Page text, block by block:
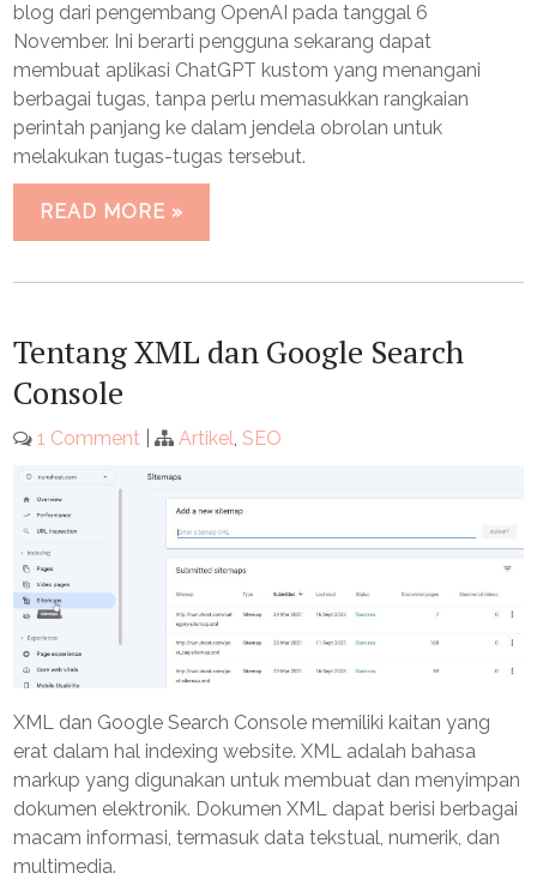
blog dari pengembang OpenAI pada tanggal 6
November. Ini berarti pengguna sekarang dapat
membuat aplikasi ChatGPT kustom yang menangani
berbagai tugas, tanpa perlu memasukkan rangkaian
perintah panjang ke dalam jendela obrolan untuk
melakukan tugas-tugas tersebut.
READ MORE »
Tentang XML dan Google Search
Console
1 Comment | Artikel,SEO
XML dan Google Search Console memiliki kaitan yang
erat dalam hal indexing website. XML adalah bahasa
markup yang digunakan untuk membuat dan menyimpan
dokumen elektronik. Dokumen XML dapat berisi berbagai
macam informasi, termasuk data tekstual, numerik, dan
multimedia.